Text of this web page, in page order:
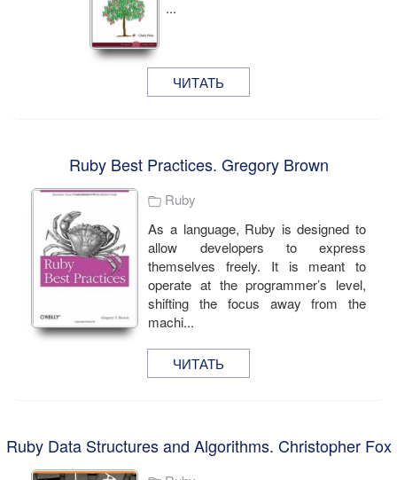
...
ЧИТАТЬ
Ruby Best Practices. Gregory Brown
Ruby
As a language, Ruby is designed to
allow developers to express
themselves freely. It is meant to
operate at the programmer’s level,
shifting the focus away from the
machi...
ЧИТАТЬ
Ruby Data Structures and Algorithms. Christopher Fox